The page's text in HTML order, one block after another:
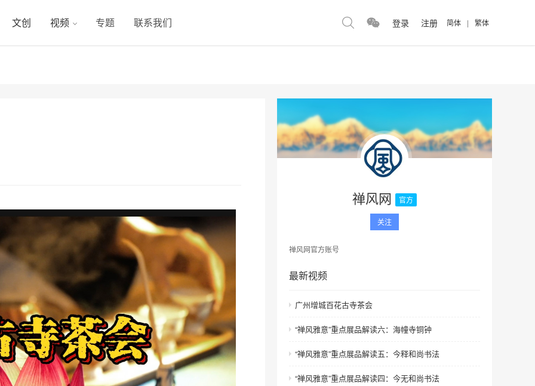
文创 视频 专题 联系我们 登录 注册 简体 | 繁体
禅风网 官方
关注
禅风网官方账号
最新视频
广州增城百花古寺茶会
“禅风雅意”重点展品解读六：海幢寺铜钟
“禅风雅意”重点展品解读五：今释和尚书法
“禅风雅意”重点展品解读四：今无和尚书法